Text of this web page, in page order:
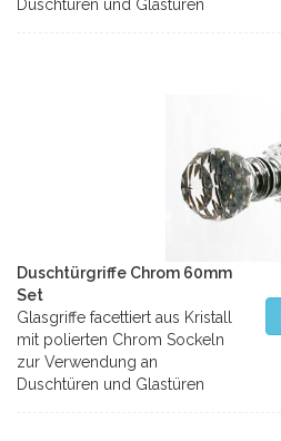
Duschtüren und Glastüren
Duschtürgriffe Chrom 60mm
Set
Glasgriffe facettiert aus Kristall
mit polierten Chrom Sockeln
zur Verwendung an
Duschtüren und Glastüren